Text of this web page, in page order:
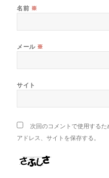
名前 ※
メール ※
サイト
次回のコメントで使用する
アドレス、サイトを保存する。